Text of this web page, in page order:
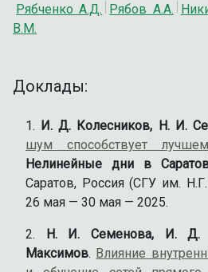
Рябченко А.Д.
Рябов А.А.
В.М.
Доклады:
И. Д. Колесников, Н. И.
шум способствует
Нелинейные дни в
Саратов, Россия (СГУ им.
26 мая — 30 мая — 2025.
Н. И. Семенова, И. Д.
Максимов. Влияние